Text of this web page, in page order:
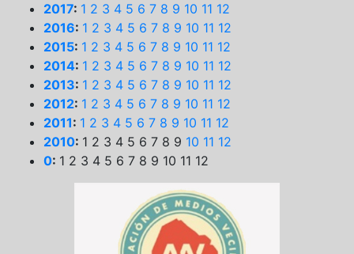
2017: 1 2 3 4 5 6 7 8 9 10 11 12
2016: 1 2 3 4 5 6 7 8 9 10 11 12
2015: 1 2 3 4 5 6 7 8 9 10 11 12
2014: 1 2 3 4 5 6 7 8 9 10 11 12
2013: 1 2 3 4 5 6 7 8 9 10 11 12
2012: 1 2 3 4 5 6 7 8 9 10 11 12
2011: 1 2 3 4 5 6 7 8 9 10 11 12
2010: 1 2 3 4 5 6 7 8 9 10 11 12
0: 1 2 3 4 5 6 7 8 9 10 11 12